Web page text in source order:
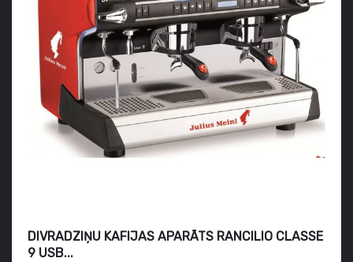
DIVRADZIŅU KAFIJAS APARĀTS RANCILIO CLASSE
9 USB...